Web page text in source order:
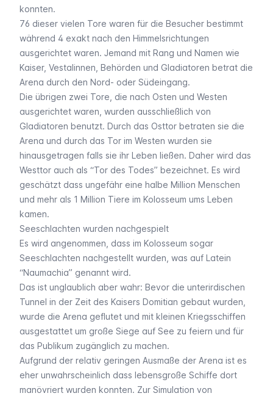
konnten.
76 dieser vielen Tore waren für die Besucher bestimmt
während 4 exakt nach den Himmelsrichtungen
ausgerichtet waren. Jemand mit Rang und Namen wie
Kaiser, Vestalinnen, Behörden und Gladiatoren betrat die
Arena durch den Nord- oder Südeingang.
Die übrigen zwei Tore, die nach Osten und Westen
ausgerichtet waren, wurden ausschließlich von
Gladiatoren benutzt. Durch das Osttor betraten sie die
Arena und durch das Tor im Westen wurden sie
hinausgetragen falls sie ihr Leben ließen. Daher wird das
Westtor auch als “Tor des Todes” bezeichnet. Es wird
geschätzt dass ungefähr eine halbe Million Menschen
und mehr als 1 Million Tiere im Kolosseum ums Leben
kamen.
Seeschlachten wurden nachgespielt
Es wird angenommen, dass im Kolosseum sogar
Seeschlachten nachgestellt wurden, was auf Latein
“Naumachia” genannt wird.
Das ist unglaublich aber wahr: Bevor die unterirdischen
Tunnel in der Zeit des Kaisers Domitian gebaut wurden,
wurde die Arena geflutet und mit kleinen Kriegsschiffen
ausgestattet um große Siege auf See zu feiern und für
das Publikum zugänglich zu machen.
Aufgrund der relativ geringen Ausmaße der Arena ist es
eher unwahrscheinlich dass lebensgroße Schiffe dort
manövriert wurden konnten. Zur Simulation von